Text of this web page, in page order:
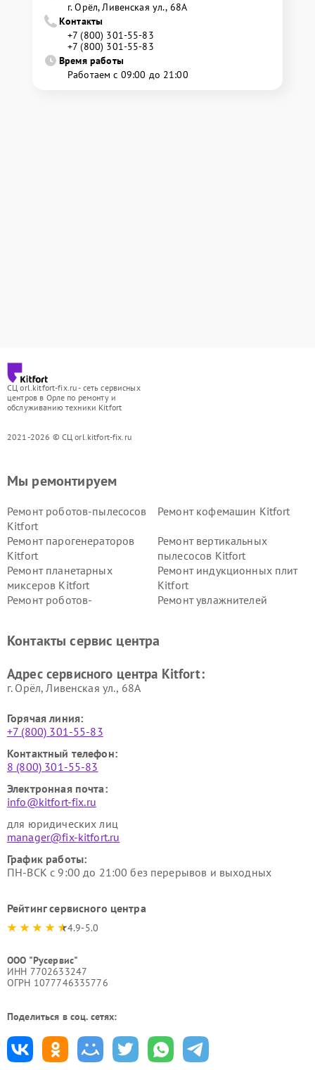
г. Орёл, Ливенская ул., 68А
Контакты
+7 (800) 301-55-83
+7 (800) 301-55-83
Время работы
Работаем с 09:00 до 21:00
СЦ orl.kitfort-fix.ru - сеть сервисных
центров в Орле по ремонту и
обслуживанию техники Kitfort
2021-2026 © СЦ orl.kitfort-fix.ru
Мы ремонтируем
Ремонт роботов-пылесосов
Kitfort
Ремонт кофемашин Kitfort
Ремонт парогенераторов
Kitfort
Ремонт вертикальных
пылесосов Kitfort
Ремонт планетарных
миксеров Kitfort
Ремонт индукционных плит
Kitfort
Ремонт роботов-
Ремонт увлажнителей
Kitfort
Kitfort
Kitfort
Kitfort
Контакты сервис центра
Адрес сервисного центра Kitfort:
г. Орёл, Ливенская ул., 68А
Горячая линия:
+7 (800) 301-55-83
Контактный телефон:
8 (800) 301-55-83
Электронная почта:
info@kitfort-fix.ru
для юридических лиц
manager@fix-kitfort.ru
График работы:
ПН-ВСК с 9:00 до 21:00 без перерывов и выходных
Рейтинг сервисного центра
4.9-5.0
ООО "Русервис"
ИНН 7702633247
ОГРН 1077746335776
Поделиться в соц. сетях: